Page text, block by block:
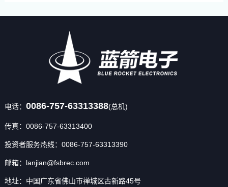
电话： 0086-757-63313388(总机)
传真：0086-757-63313400
投资者服务热线：0086-757-63313390
邮箱：lanjian@fsbrec.com
地址：中国广东省佛山市禅城区古新路45号